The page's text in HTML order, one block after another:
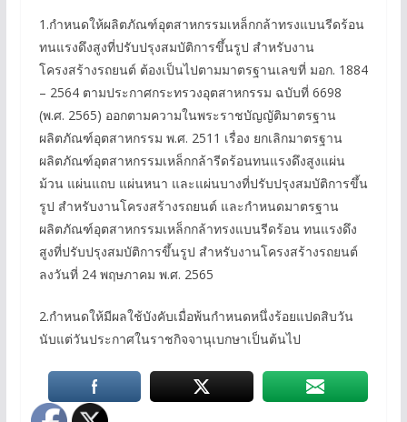
1.กำหนดให้ผลิตภัณฑ์อุตสาหกรรมเหล็กกล้าทรงแบนรีดร้อน
ทนแรงดึงสูงที่ปรับปรุงสมบัติการขึ้นรูป สำหรับงาน
โครงสร้างรถยนต์ ต้องเป็นไปตามมาตรฐานเลขที่ มอก. 1884
– 2564 ตามประกาศกระทรวงอุตสาหกรรม ฉบับที่ 6698
(พ.ศ. 2565) ออกตามความในพระราชบัญญัติมาตรฐาน
ผลิตภัณฑ์อุตสาหกรรม พ.ศ. 2511 เรื่อง ยกเลิกมาตรฐาน
ผลิตภัณฑ์อุตสาหกรรมเหล็กกล้ารีดร้อนทนแรงดึงสูงแผ่น
ม้วน แผ่นแถบ แผ่นหนา และแผ่นบางที่ปรับปรุงสมบัติการขึ้น
รูป สำหรับงานโครงสร้างรถยนต์ และกำหนดมาตรฐาน
ผลิตภัณฑ์อุตสาหกรรมเหล็กกล้าทรงแบนรีดร้อน ทนแรงดึง
สูงที่ปรับปรุงสมบัติการขึ้นรูป สำหรับงานโครงสร้างรถยนต์
ลงวันที่ 24 พฤษภาคม พ.ศ. 2565
2.กำหนดให้มีผลใช้บังคับเมื่อพ้นกำหนดหนึ่งร้อยแปดสิบวัน
นับแต่วันประกาศในราชกิจจานุเบกษาเป็นต้นไป